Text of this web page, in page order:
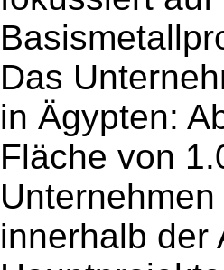
Das
in Ägypten:
Fläche von
innerhalb der